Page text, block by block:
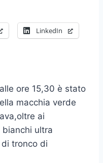
LinkedIn
ore 15,30 è stato
macchia verde
ai
ultra
tronco di